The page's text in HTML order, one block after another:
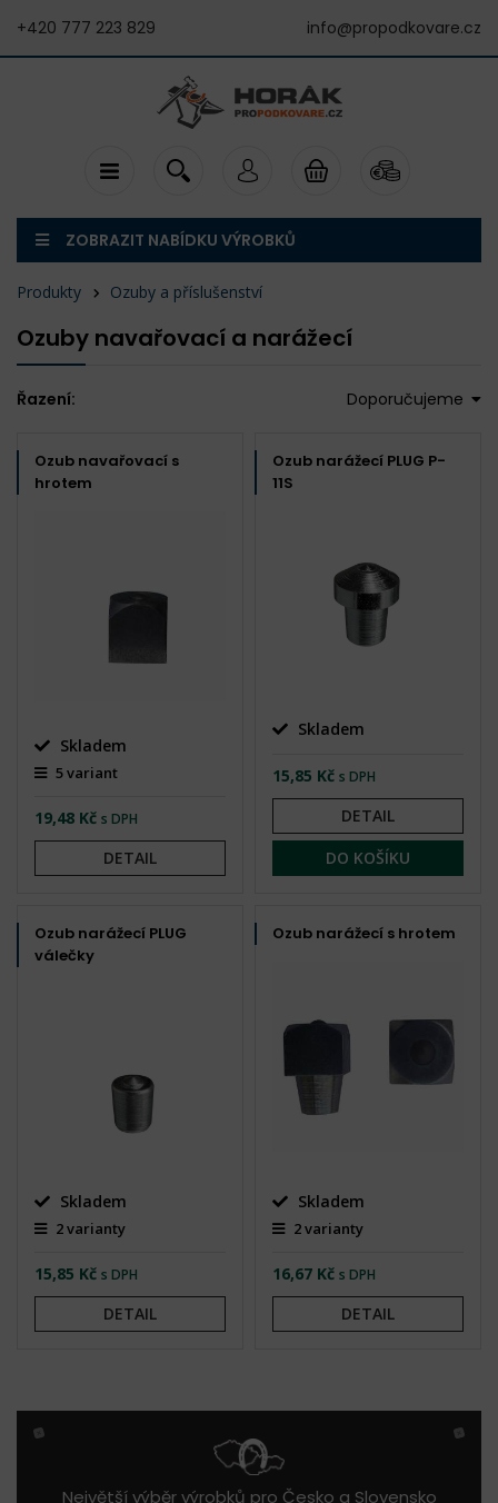
+420 777 223 829 info@propodkovare.cz
ZOBRAZIT NABÍDKU VÝROBKŮ
Produkty Ozuby a příslušenství
Ozuby navařovací a narážecí
Řazení: Doporučujeme
Ozub navařovací s
hrotem
Skladem
5 variant
19,48 Kč s DPH
DETAIL
Ozub narážecí PLUG P-
11S
Skladem
15,85 Kč s DPH
DETAIL
DO KOŠÍKU
Ozub narážecí PLUG
válečky
Skladem
2 varianty
15,85 Kč s DPH
DETAIL
Ozub narážecí s hrotem
Skladem
2 varianty
16,67 Kč s DPH
DETAIL
Největší výběr výrobků pro Česko a Slovensko